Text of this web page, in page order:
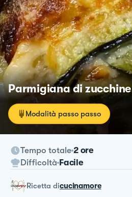
Parmigiana di zucchine
Modalità passo passo
Tempo totale 2 ore
Difficoltà Facile
ricetta dicucinamore